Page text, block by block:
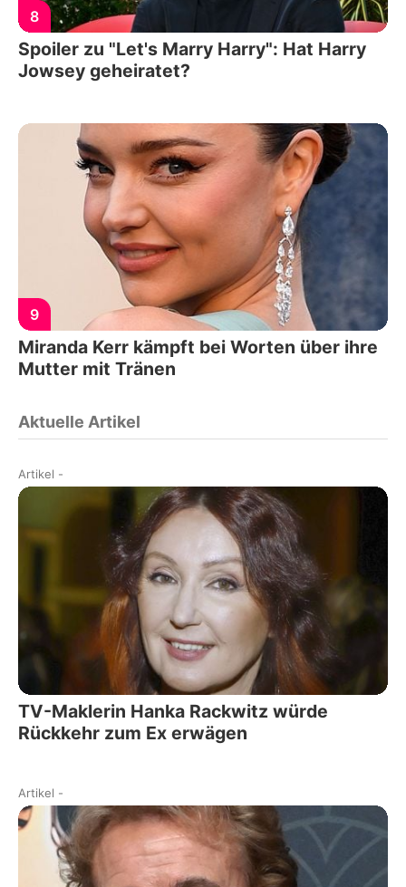
8
Spoiler zu "Let's Marry Harry": Hat Harry
Jowsey geheiratet?
9
Miranda Kerr kämpft bei Worten über ihre
Mutter mit Tränen
Aktuelle Artikel
Artikel -
TV-Maklerin Hanka Rackwitz würde
Rückkehr zum Ex erwägen
Artikel -